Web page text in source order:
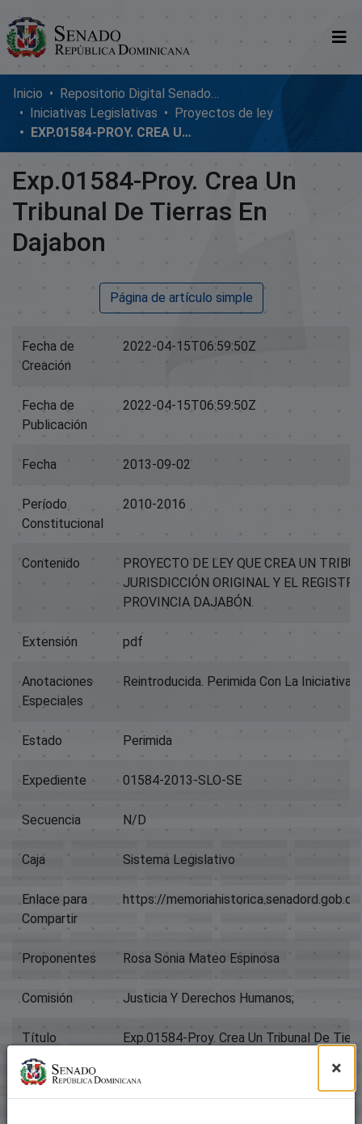
Comunidades
Glosario
Nosotros
Inicio
Repositorio Digital SenadoRD
Iniciativas Legislativas
Proyectos de ley
EXP.01584-PROY. CREA UN TRIBUNAL DE TIERRAS EN DAJABON
Exp.01584-Proy. Crea Un
Tribunal De Tierras En
Dajabon
Página de artículo simple
Fecha de
Creación
2022-04-15T06:59:50Z
Fecha de
Publicación
2022-04-15T06:59:50Z
Fecha 2013-09-02
Período
Constitucional
2010-2016
Contenido
PROYECTO DE LEY QUE CREA UN
JURISDICCIÓN ORIGINAL Y EL
PROVINCIA DAJABÓN.
Extensión pdf
Anotaciones
Especiales
Reintroducida. Perimida Con La Iniciativa
Estado Perimida
Expediente 01584-2013-SLO-SE
Secuencia N/D
Caja Sistema Legislativo
Enlace para
Compartir
https://
Proponentes Rosa Sonia Mateo Espinosa
Comisión Justicia Y Derechos Humanos;
Título Exp.01584-Proy. Crea Un Tribunal De
Tipo Proyectos De Ley ×